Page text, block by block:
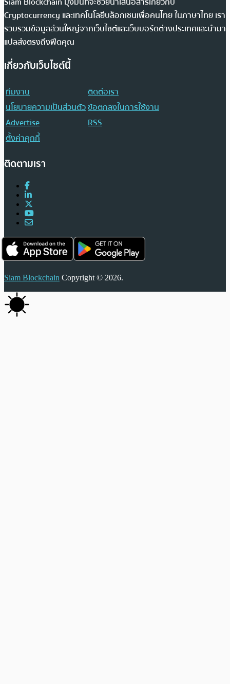
Cryptocurrency และเทคโนโลยีบล็อกเชนเพื่อคนไทย ในภาษาไทย เรา
รวบรวมข้อมูลส่วนใหญ่จากเว็บไซต์และเว็บบอร์ดต่างประเทศและนำมา
แปลส่งตรงถึงฟีดคุณ
เกี่ยวกับเว็บไซต์นี้
ทีมงาน
ติดต่อเรา
นโยบายความเป็นส่วนตัวข้อตกลงในการใช้งาน
Advertise
RSS
ตั้งค่าคุกกี้
ติดตามเรา
Siam Blockchain Copyright © 2026.